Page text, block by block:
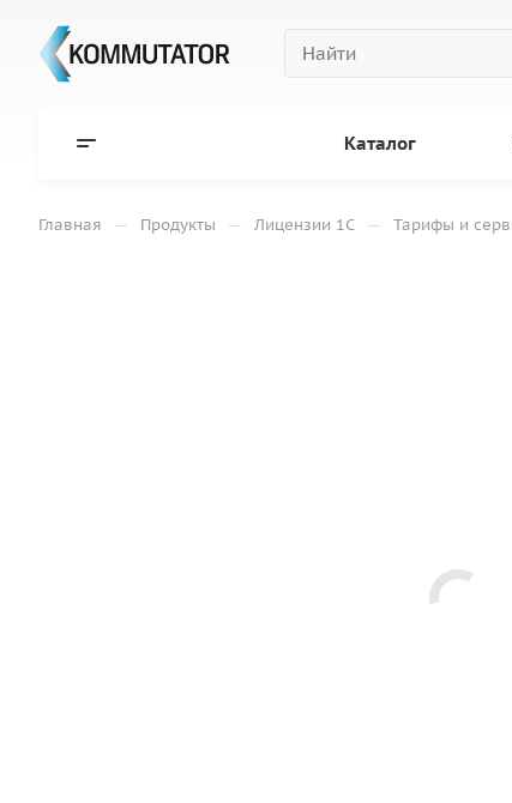
Каталог
Главная — Продукты — Лицензии 1С — Тарифы и